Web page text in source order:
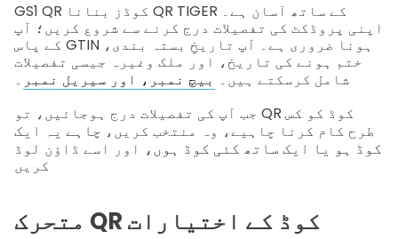
GS1 QR کوڈز بنانا QR TIGER کے ساتھ آسان ہے۔
اپنی پروڈکٹ کی تفصیلات درج کرنے سے شروع کریں؛ آپ
کے پاس GTIN ہونا ضروری ہے۔ آپ تاریخِ بستہ بندی،
ختم ہونے کی تاریخ، اور ملک وغیرہ جیسی تفصیلات
شامل کرسکتے ہیں۔ بیچ نمبر، اور سیریل نمبر ۔
جب آپ کی تفصیلات درج ہوجائیں، تو QR کوڈ کو کس
طرح کام کرنا چاہیے، وہ منتخب کریں، چاہے یہ ایک
کوڈ ہو یا ایک ساتھ کئی کوڈ ہوں، اور اسے ڈاؤن لوڈ
کریں
متحرک QR کوڈ کے اختیارات